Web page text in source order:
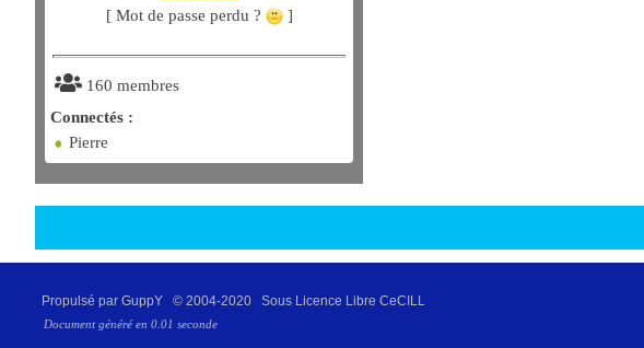
[ Mot de passe perdu ? ]
160 membres
Connectés :
Pierre
Propulsé par GuppY © 2004-2020 Sous Licence Libre CeCILL
Document généré en 0.01 seconde